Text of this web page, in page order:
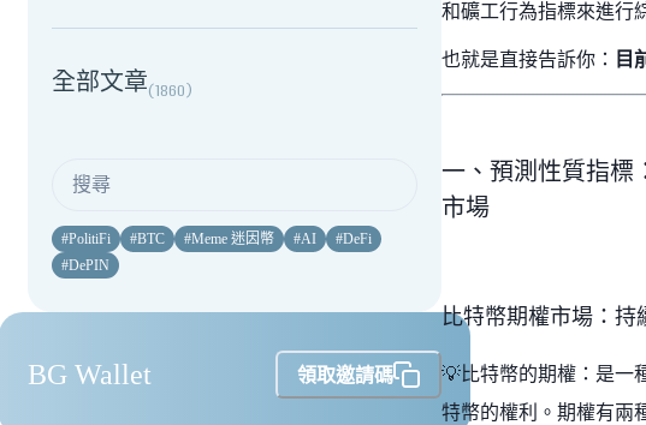
全部文章(1860)
#PolitiFi #BTC #Meme 迷因幣 #AI #DeFi
#DePIN
BG Wallet 領取邀請碼
和礦工行為指標來進行
也就是直接告訴你： 目
一、預測性質指標
市場
比特幣期權市場：持
💡比特幣的期權：是一
特幣的權利。期權有兩